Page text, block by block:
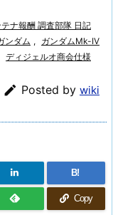
テナ報酬 調査部隊 日記
ンダム ,
ガンダムMk-IV
ディジェルオ商会仕様
 Posted by wiki
B!
Copy